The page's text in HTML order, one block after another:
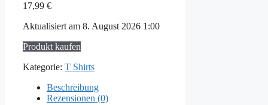
17,99 €
Aktualisiert am 8. August 2026 1:00
Produkt kaufen
Kategorie: T Shirts
Beschreibung
Rezensionen (0)